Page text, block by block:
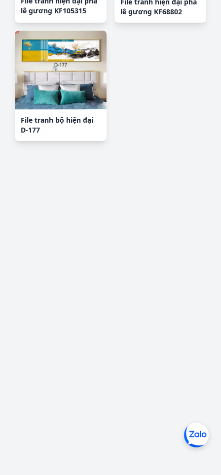
lê gương KF105315
lê gương KF68802
File tranh bộ hiện đại
D-177